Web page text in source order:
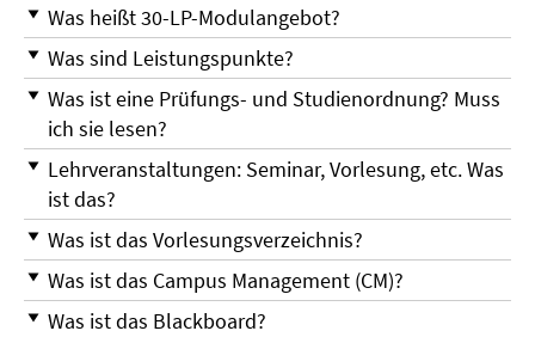
Was heißt 30-LP-Modulangebot?
Was sind Leistungspunkte?
Was ist eine Prüfungs- und Studienordnung? Muss
ich sie lesen?
Lehrveranstaltungen: Seminar, Vorlesung, etc. Was
ist das?
Was ist das Vorlesungsverzeichnis?
Was ist das Campus Management (CM)?
Was ist das Blackboard?